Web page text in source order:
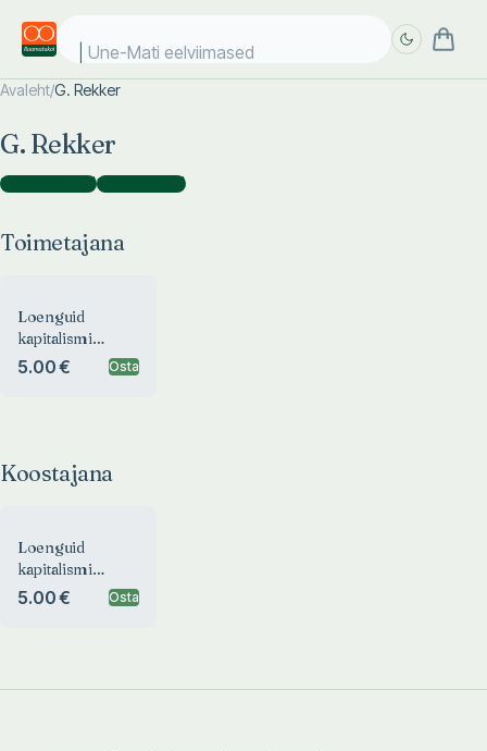
Une-Mati eelviimased k
Avaleht/G. Rekker
G. Rekker
Toimetajana )Koostajana )
Toimetajana
Loenguid
kapitalismi
poliitilisest
ökonoomiast
5.00 € Osta
Koostajana
Loenguid
kapitalismi
poliitilisest
ökonoomiast
5.00 € Osta